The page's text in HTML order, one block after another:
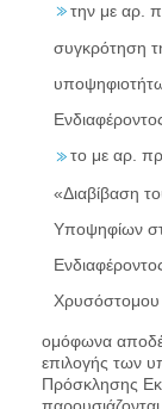
την με αρ.
συγκρότηση
το με αρ.
«Διαβίβαση
Υποψηφίων
Χρυσόστομου
ομόφωνα
επιλογής των
Πρόσκλησης